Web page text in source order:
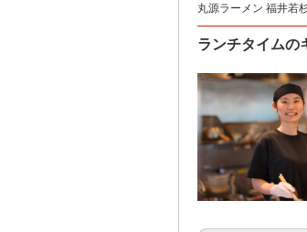
丸源ラーメン 福井若
ランチタイムの